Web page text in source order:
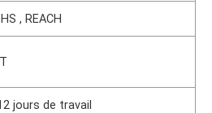
, REACH
jours de travail